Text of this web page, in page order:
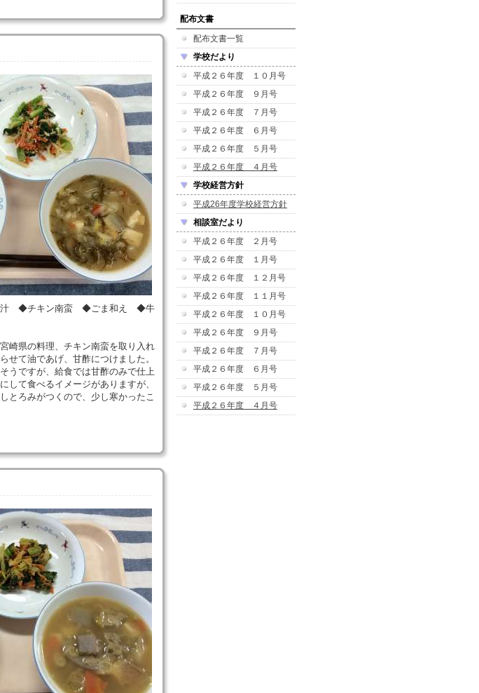
汁 ◆チキン南蛮 ◆ごま和え ◆牛
崎県の料理、チキン南蛮を取り入れ
せて油であげ、甘酢につけました。
うですが、給食では甘酢のみで仕上
して食べるイメージがありますが、
とろみがつくので、少し寒かったこ
配布文書
配布文書一覧
学校だより
平成２６年度 １０月号
平成２６年度 ９月号
平成２６年度 ７月号
平成２６年度 ６月号
平成２６年度 ５月号
平成２６年度 ４月号
学校経営方針
平成26年度学校経営方針
相談室だより
平成２６年度 ２月号
平成２６年度 １月号
平成２６年度 １２月号
平成２６年度 １１月号
平成２６年度 １０月号
平成２６年度 ９月号
平成２６年度 ７月号
平成２６年度 ６月号
平成２６年度 ５月号
平成２６年度 ４月号